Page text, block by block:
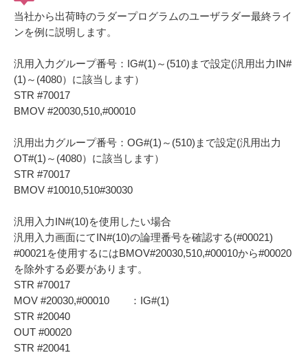
当社から出荷時のラダープログラムのユーザラダー最終ライ
ンを例に説明します。
汎用入力グループ番号：IG#(1)～(510)まで設定(汎用出力IN#
(1)～(4080）に該当します）
STR #70017
BMOV #20030,510,#00010
汎用出力グループ番号：OG#(1)～(510)まで設定(汎用出力
OT#(1)～(4080）に該当します）
STR #70017
BMOV #10010,510#30030
汎用入力IN#(10)を使用したい場合
汎用入力画面にてIN#(10)の論理番号を確認する(#00021)
#00021を使用するにはBMOV#20030,510,#00010から#00020
を除外する必要があります。
STR #70017
MOV #20030,#00010 ：IG#(1)
STR #20040
OUT #00020
STR #20041